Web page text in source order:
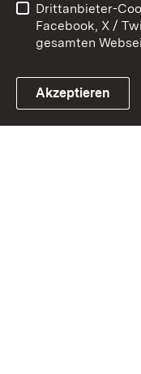
Link zum
Cookies
Drittanbieter-
Facebook, X /
gesamten
Akzeptieren